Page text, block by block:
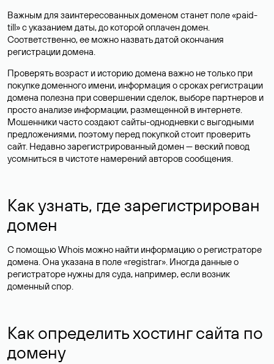
Важным для заинтересованных доменом станет поле «paid-
till» с указанием даты, до которой оплачен домен.
Соответственно, ее можно назвать датой окончания
регистрации домена.
Проверять возраст и историю домена важно не только при
покупке доменного имени, информация о сроках регистрации
домена полезна при совершении сделок, выборе партнеров и
просто анализе информации, размещенной в интернете.
Мошенники часто создают сайты-однодневки с выгодными
предложениями, поэтому перед покупкой стоит проверить
сайт. Недавно зарегистрированный домен — веский повод
усомниться в чистоте намерений авторов сообщения.
Как узнать, где зарегистрирован
домен
С помощью Whois можно найти информацию о регистраторе
домена. Она указана в поле «registrar». Иногда данные о
регистраторе нужны для суда, например, если возник
доменный спор.
Как определить хостинг сайта по
домену